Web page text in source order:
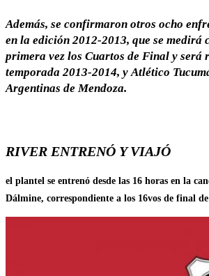
Además, se confirmaron otros ocho
en la edición 2012-2013, que se medirá
primera vez los Cuartos de Final y será
temporada 2013-2014, yAtlético
Argentinas de Mendoza.
RIVER ENTRENÓ Y VIAJÓ
el plantel se entrenó desde las 16 horas en la
Dálmine, correspondiente a los 16vos de final